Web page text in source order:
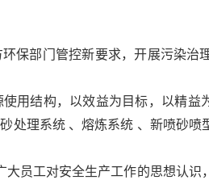
保部门管控新要求，开展污染治
用结构，以效益为目标，以精益
处理系统 、熔炼系统 、新喷砂
员工对安全生产工作的思想认